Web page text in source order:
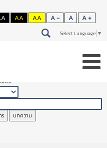
AA AA A - A A +
Select Language ▼
ร บทความ